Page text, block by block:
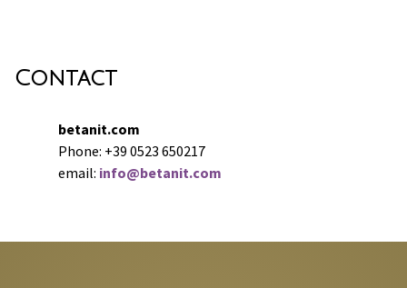
Contact
betanit.com
Phone: +39 0523 650217
email: info@betanit.com